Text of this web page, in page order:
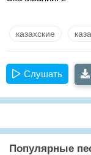
казахские
Слушать
Популярные